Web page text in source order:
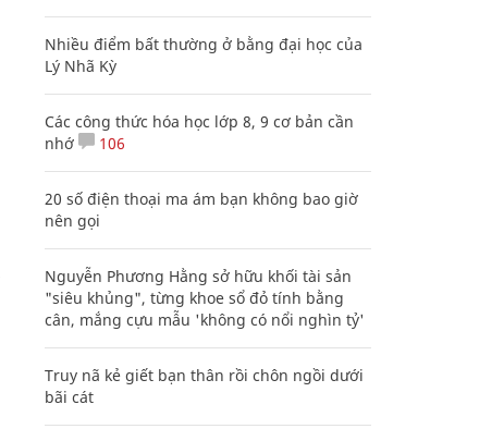
Nhiều điểm bất thường ở bằng đại học của
Lý Nhã Kỳ
Các công thức hóa học lớp 8, 9 cơ bản cần
nhớ
106
20 số điện thoại ma ám bạn không bao giờ
nên gọi
Nguyễn Phương Hằng sở hữu khối tài sản
"siêu khủng", từng khoe sổ đỏ tính bằng
cân, mắng cựu mẫu 'không có nổi nghìn tỷ'
Truy nã kẻ giết bạn thân rồi chôn ngồi dưới
bãi cát